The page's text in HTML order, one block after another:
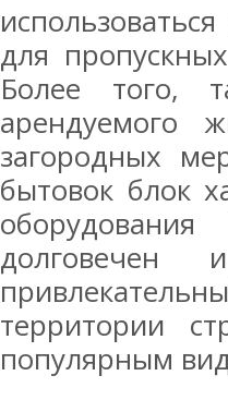
для
Более того,
арендуемого
загородных
бытовок блок
территории
популярным